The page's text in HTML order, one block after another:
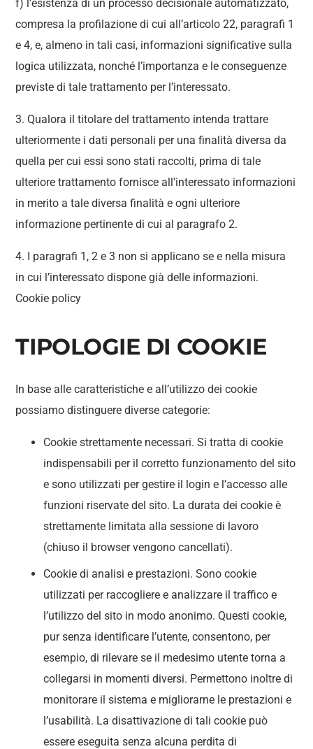
f) l’esistenza di un processo decisionale automatizzato,
compresa la profilazione di cui all’articolo 22, paragrafi 1
e 4, e, almeno in tali casi, informazioni significative sulla
logica utilizzata, nonché l’importanza e le conseguenze
previste di tale trattamento per l’interessato.
3. Qualora il titolare del trattamento intenda trattare
ulteriormente i dati personali per una finalità diversa da
quella per cui essi sono stati raccolti, prima di tale
ulteriore trattamento fornisce all’interessato informazioni
in merito a tale diversa finalità e ogni ulteriore
informazione pertinente di cui al paragrafo 2.
4. I paragrafi 1, 2 e 3 non si applicano se e nella misura
in cui l’interessato dispone già delle informazioni.
Cookie policy
TIPOLOGIE DI COOKIE
In base alle caratteristiche e all’utilizzo dei cookie
possiamo distinguere diverse categorie:
Cookie strettamente necessari. Si tratta di cookie
indispensabili per il corretto funzionamento del sito
e sono utilizzati per gestire il login e l’accesso alle
funzioni riservate del sito. La durata dei cookie è
strettamente limitata alla sessione di lavoro
(chiuso il browser vengono cancellati).
Cookie di analisi e prestazioni. Sono cookie
utilizzati per raccogliere e analizzare il traffico e
l’utilizzo del sito in modo anonimo. Questi cookie,
pur senza identificare l’utente, consentono, per
esempio, di rilevare se il medesimo utente torna a
collegarsi in momenti diversi. Permettono inoltre di
monitorare il sistema e migliorarne le prestazioni e
l’usabilità. La disattivazione di tali cookie può
essere eseguita senza alcuna perdita di